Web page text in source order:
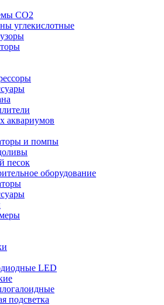
CO2
углекислотные
аквариумов
и помпы
песок
оборудование
LED
подсветка